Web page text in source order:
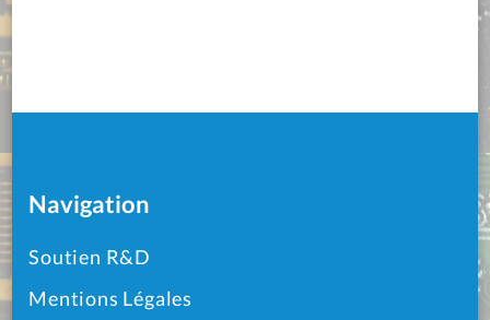
Navigation
Soutien R&D
Mentions Légales